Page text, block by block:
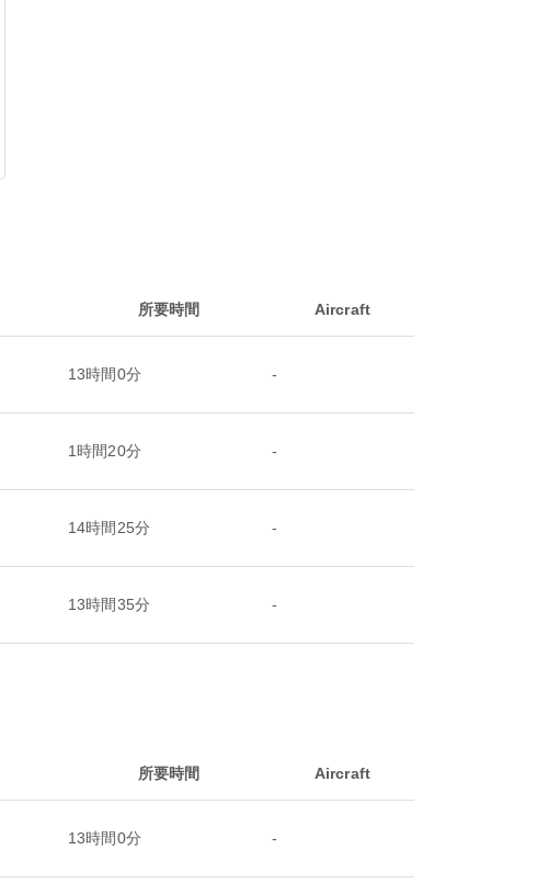
所要時間 Aircraft
13時間0分 -
1時間20分 -
14時間25分 -
13時間35分 -
所要時間 Aircraft
13時間0分 -